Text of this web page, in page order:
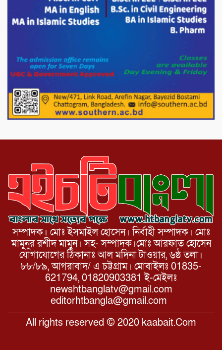
মাগুরার বাড়িতে হামলার প্রতিক্রিয়ায় যা বললেন
দেশীয় পাঁচ প্রজাতির ছোট মাছে উদ্বেগজনক
মাত্রায় মাইক্রোপ্লাস্টিকের উপস্থিতি শনাক্ত ।
সরকারকে ব্যর্থ করতে দেশের বিরুদ্ধে একটি
দল চক্রান্ত চালিয়ে যাচ্ছে : রিজভী
সম্পাদক। মোঃ ইসমাইল হোসেন। নির্বাহী সম্পাদক। মোঃ
মামুনুর রশীদ মামুন। সহ- সম্পাদক।মোঃ আরফাত হোসেন
যোগাযোগের ঠিকানাঃ আল মদিনা টাওয়ার, ৬ষ্ঠ তলা।
৮৮/৮৯, আগরাবাদ/ এ চট্টগ্রাম। মোবাইলঃ 01835-
621794, 01820903381 ই-মেইলঃ
newshtbanglatv@gmail.com
editorhtbangla@gmail.com
All rights reserved © 2020 kaabait.Com